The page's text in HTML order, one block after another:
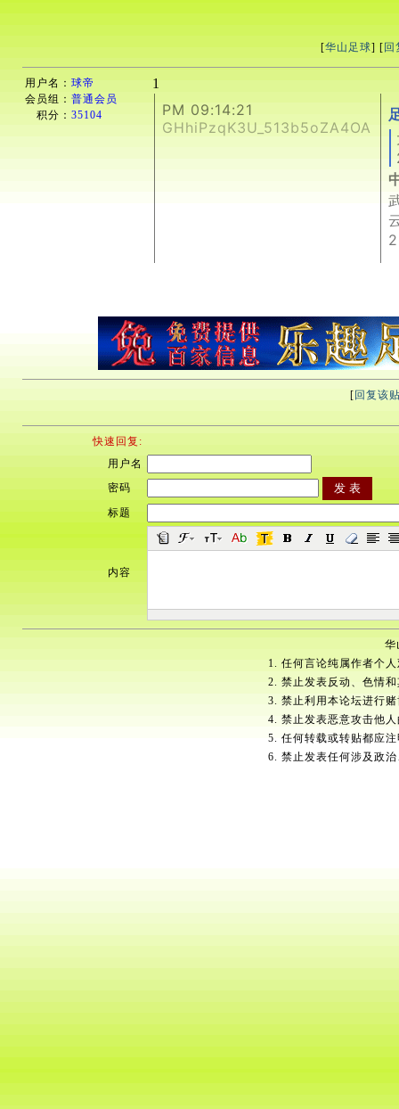
[华山足球] [ 回
用户名： 球帝
会员组： 普通会员
积分： 35104
1
PM 09:14:21
GHhiPzqK3U_513b5oZA4OA
[ 回复该
快速回复:
用户名
密码
标题
内容
华
1. 任何言论纯属作者个
2. 禁止发表反动、色情
3. 禁止利用本论坛进行
4. 禁止发表恶意攻击他
5. 任何转载或转贴都应
6. 禁止发表任何涉及政